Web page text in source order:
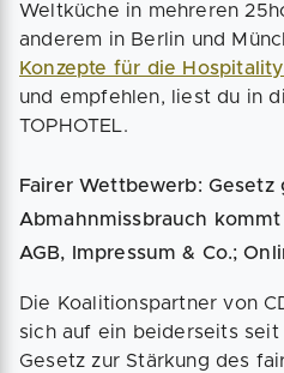
Weltküche in mehreren
anderem in Berlin und
Konzepte für die
und empfehlen, liest du in
TOPHOTEL.
Fairer Wettbewerb: Gesetz
Abmahnmissbrauch
AGB, Impressum & Co.;
Die Koalitionspartner von
sich auf ein beiderseits seit
Gesetz zur Stärkung des